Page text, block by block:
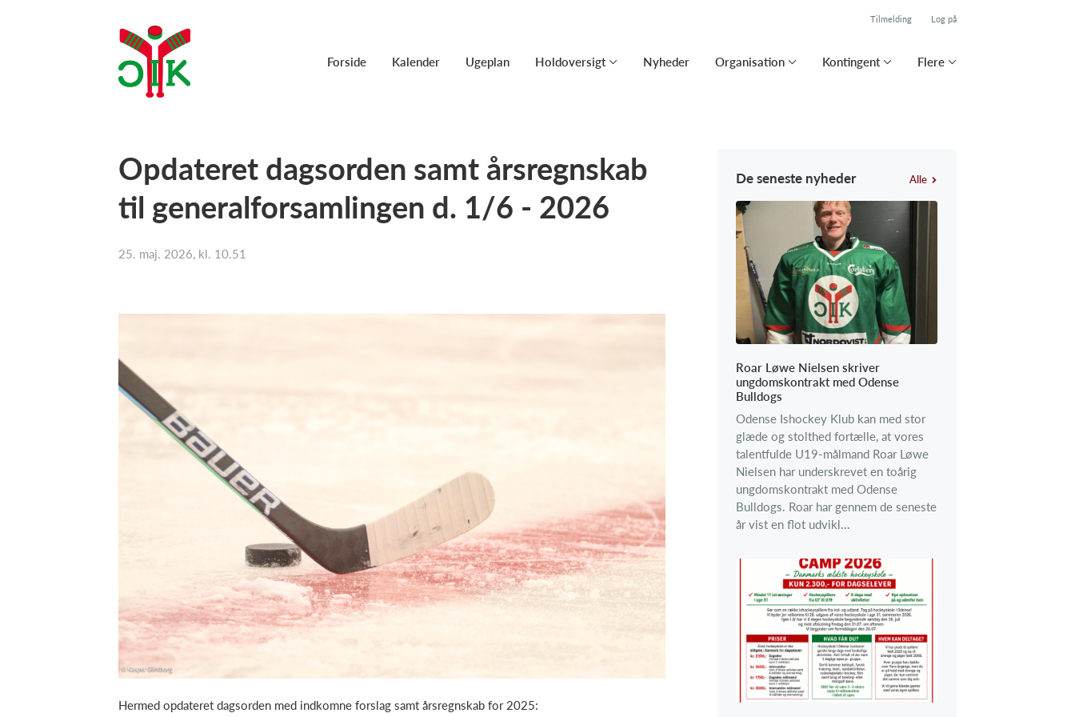
Tilmelding Log på
Forside Kalender Ugeplan Holdoversigt Nyheder Organisation Kontingent Flere
Opdateret dagsorden samt årsregnskab
til generalforsamlingen d. 1/6 - 2026
25. maj. 2026, kl. 10.51
Hermed opdateret dagsorden med indkomne forslag samt årsregnskab for 2025:
De seneste nyheder Alle
Roar Løwe Nielsen skriver
ungdomskontrakt med Odense
Bulldogs
Odense Ishockey Klub kan med stor
glæde og stolthed fortælle, at vores
talentfulde U19-målmand Roar Løwe
Nielsen har underskrevet en toårig
ungdomskontrakt med Odense
Bulldogs. Roar har gennem de seneste
år vist en flot udvikl...